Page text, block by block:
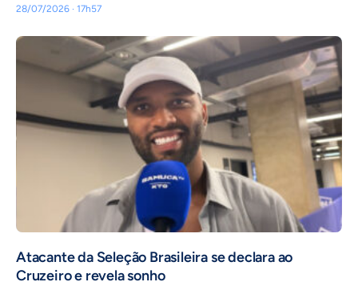
28/07/2026 · 17h57
Atacante da Seleção Brasileira se declara ao
Cruzeiro e revela sonho